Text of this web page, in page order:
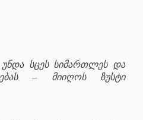
უნდა სცეს სიმართლეს და
– მიიღოს ზუსტი